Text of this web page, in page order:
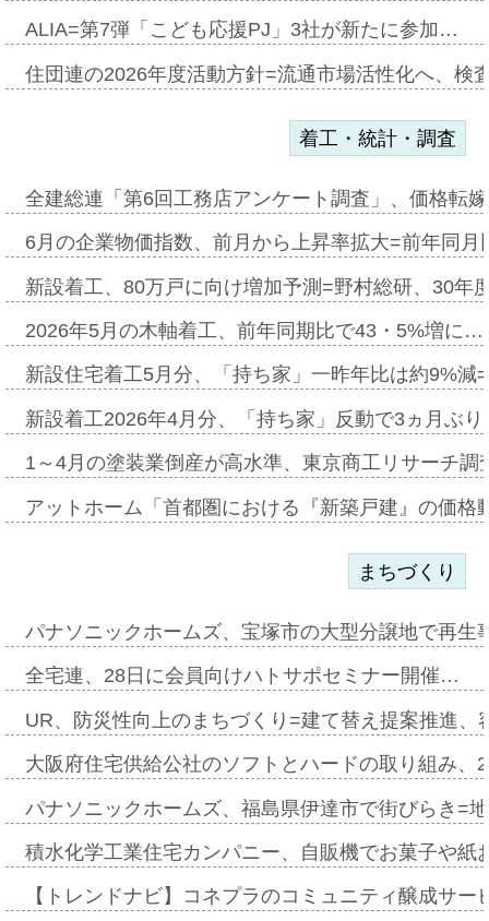
ALIA=第7弾「こども応援PJ」3社が新たに参加…
住団連の2026年度活動方針=流通市場活性化へ、検
着工・統計・調査
全建総連「第6回工務店アンケート調査」、価格転
6月の企業物価指数、前月から上昇率拡大=前年同
新設着工、80万戸に向け増加予測=野村総研、30年
2026年5月の木軸着工、前年同期比で43・5%増に…
新設住宅着工5月分、「持ち家」一昨年比は約9%
新設着工2026年4月分、「持ち家」反動で3ヵ月ぶ
1～4月の塗装業倒産が高水準、東京商工リサーチ
アットホーム「首都圏における『新築戸建』の価
まちづくり
パナソニックホームズ、宝塚市の大型分譲地で再
全宅連、28日に会員向けハトサポセミナー開催…
UR、防災性向上のまちづくり=建て替え提案推進
大阪府住宅供給公社のソフトとハードの取り組み
パナソニックホームズ、福島県伊達市で街びらき=
積水化学工業住宅カンパニー、自販機でお菓子や
【トレンドナビ】コネプラのコミュニティ醸成サ